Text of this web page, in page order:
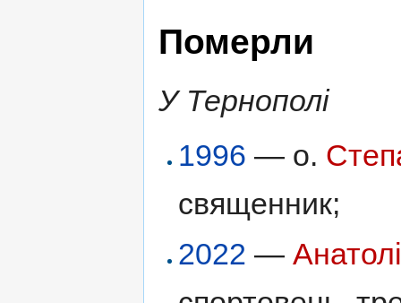
Померли
У Тернополі
1996 — о.
священник;
2022 —